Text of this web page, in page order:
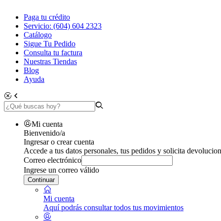
Paga tu crédito
Servicio: (604) 604 2323
Catálogo
Sigue Tu Pedido
Consulta tu factura
Nuestras Tiendas
Blog
Ayuda
Mi cuenta
Bienvenido/a
Ingresar o crear cuenta
Accede a tus datos personales, tus pedidos y solicita
Correo electrónico
Ingrese un correo válido
Continuar
Mi cuenta
Aquí podrás consultar todos tus movimientos